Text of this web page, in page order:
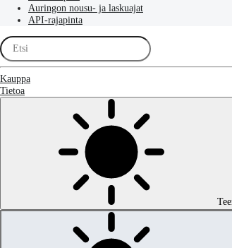
Auringon nousu- ja laskuajat
API-rajapinta
Kauppa
Tietoa